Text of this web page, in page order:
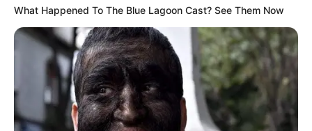
Otišao je, praveći se da je zauzet. U mislima je već odlučio:
„Još jedna prevarantkinja.”
Nakon nekoliko minuta vratio se i, ne gledajući je, rekao:
— Banka odbija prihvatanje ovog dokumenta. Postavlja
sumnju u njegovu autentičnost.
What Happened To The Blue Lagoon Cast? See Them Now